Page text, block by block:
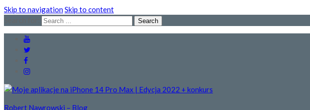
Skip to navigationSkip to content
Robert Nawrowski – Blog